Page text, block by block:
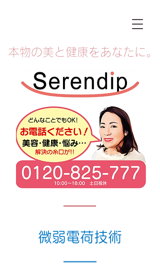
本物の美と健康をあなたに。
微弱電荷技術